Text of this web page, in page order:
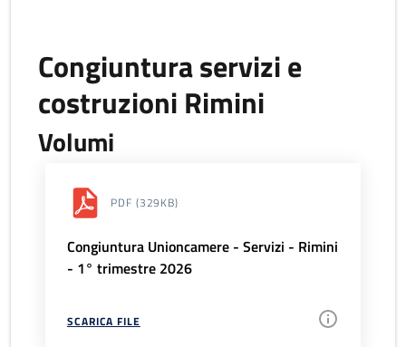
Congiuntura servizi e
costruzioni Rimini
Volumi
PDF (329KB)
Congiuntura Unioncamere - Servizi - Rimini
- 1° trimestre 2026
SCARICA FILE